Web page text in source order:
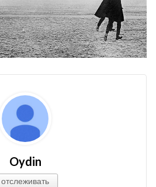
Oydin
отслеживать